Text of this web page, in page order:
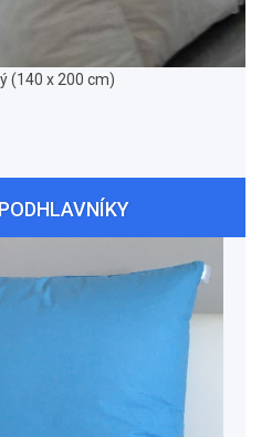
(140 x 200 cm)